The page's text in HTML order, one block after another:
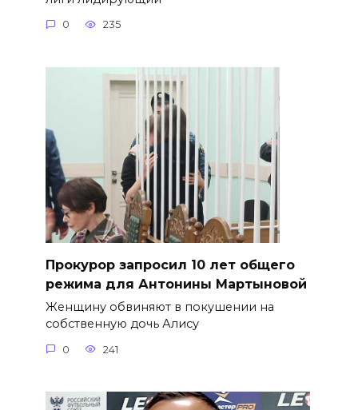
0 235
​Прокурор запросил 10 лет общего
режима для Антонины Мартыновой
Женщину обвиняют в покушении на
собственную дочь Алису
0 241